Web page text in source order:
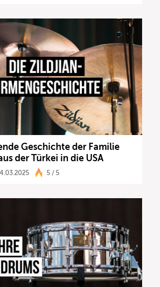
Geschichte der Familie
der Türkei in die USA
5 / 5